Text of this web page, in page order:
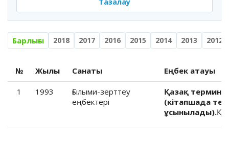
Барлығы 2018 2017 2016 2015 2014 2013 2012
№ Жылы Санаты Еңбек атауы
1 1993
Ғылыми-зерттеу
еңбектері
Қазақ
(кітапшада
ұсынылады).